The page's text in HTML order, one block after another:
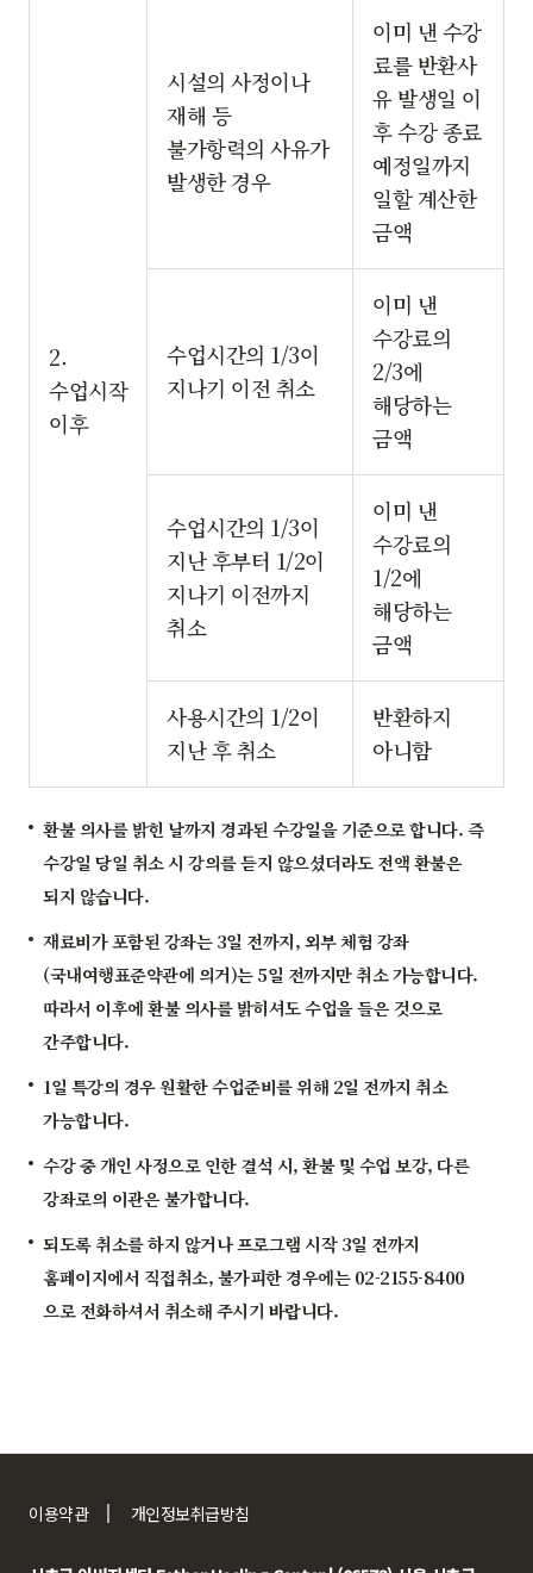
2.
수업시작
이후
시설의 사정이나
재해 등
불가항력의 사유가
발생한 경우
이미 낸 수강
료를 반환사
유 발생일 이
후 수강 종료
예정일까지
일할 계산한
금액
수업시간의 1/3이
지나기 이전 취소
이미 낸
수강료의
2/3에
해당하는
금액
수업시간의 1/3이
지난 후부터 1/2이
지나기 이전까지
취소
이미 낸
수강료의
1/2에
해당하는
금액
사용시간의 1/2이
지난 후 취소
반환하지
아니함
환불 의사를 밝힌 날까지 경과된 수강일을 기준으로 합니다. 즉
수강일 당일 취소 시 강의를 듣지 않으셨더라도 전액 환불은
되지 않습니다.
재료비가 포함된 강좌는 3일 전까지, 외부 체험 강좌
(국내여행표준약관에 의거)는 5일 전까지만 취소 가능합니다.
따라서 이후에 환불 의사를 밝히셔도 수업을 들은 것으로
간주합니다.
1일 특강의 경우 원활한 수업준비를 위해 2일 전까지 취소
가능합니다.
수강 중 개인 사정으로 인한 결석 시, 환불 및 수업 보강, 다른
강좌로의 이관은 불가합니다.
되도록 취소를 하지 않거나 프로그램 시작 3일 전까지
홈페이지에서 직접취소, 불가피한 경우에는 02-2155-8400
으로 전화하셔서 취소해 주시기 바랍니다.
이용약관 개인정보취급방침